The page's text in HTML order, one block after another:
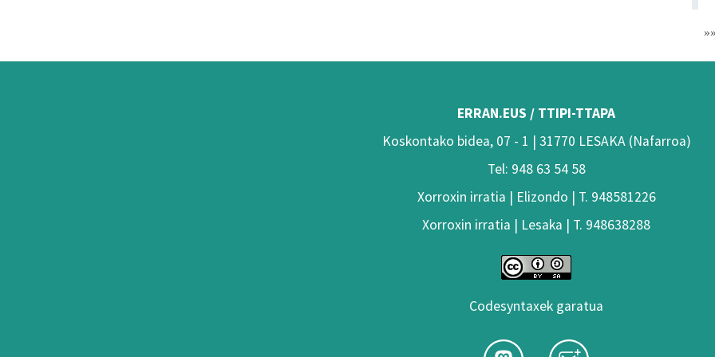
»»
ERRAN.EUS / TTIPI-TTAPA
Koskontako bidea, 07 - 1 | 31770 LESAKA (Nafarroa)
Tel: 948 63 54 58
Xorroxin irratia | Elizondo | T. 948581226
Xorroxin irratia | Lesaka | T. 948638288
Codesyntaxek garatua